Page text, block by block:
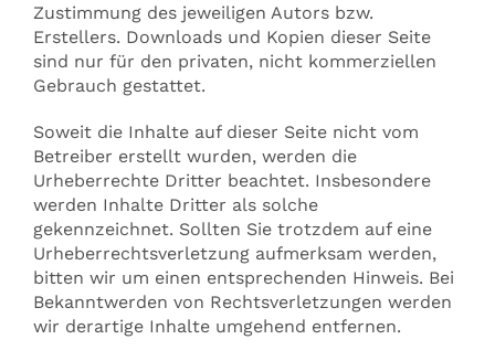
Zustimmung des jeweiligen Autors bzw.
Erstellers. Downloads und Kopien dieser Seite
sind nur für den privaten, nicht kommerziellen
Gebrauch gestattet.
Soweit die Inhalte auf dieser Seite nicht vom
Betreiber erstellt wurden, werden die
Urheberrechte Dritter beachtet. Insbesondere
werden Inhalte Dritter als solche
gekennzeichnet. Sollten Sie trotzdem auf eine
Urheberrechtsverletzung aufmerksam werden,
bitten wir um einen entsprechenden Hinweis. Bei
Bekanntwerden von Rechtsverletzungen werden
wir derartige Inhalte umgehend entfernen.